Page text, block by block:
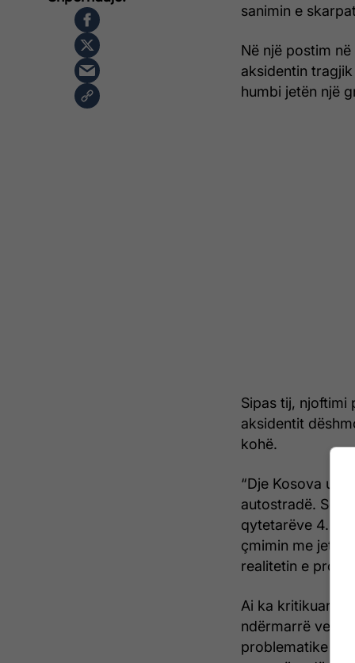
sanimin e
Në një postim
aksidentin
humbi jetën një
Sipas tij, njoftimi
aksidentit
kohë.
“Dje Kosova u
autostradë. Sot
qytetarëve 4.67
çmimin me jetë
realitetin e
Ai ka kritikuar
ndërmarrë
problematike